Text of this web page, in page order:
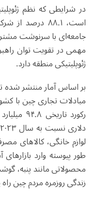
در شرایطی که نظم
است، ۸۸.۱
جامعه‌ای با سرنوشت
مهمی در تقویت توان
ژئوپلیتیکی منطقه دارد.
بر اساس آمار منتشر
لوازم خانگی، کالاهای
طور پیوسته وارد
محصولاتی مانند پنبه،
زندگی روزمره مردم چین راه